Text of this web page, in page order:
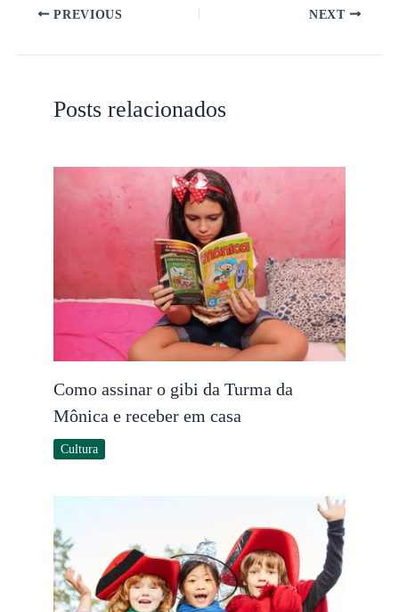
PREVIOUS NEXT
Posts relacionados
Como assinar o gibi da Turma da
Mônica e receber em casa
Cultura